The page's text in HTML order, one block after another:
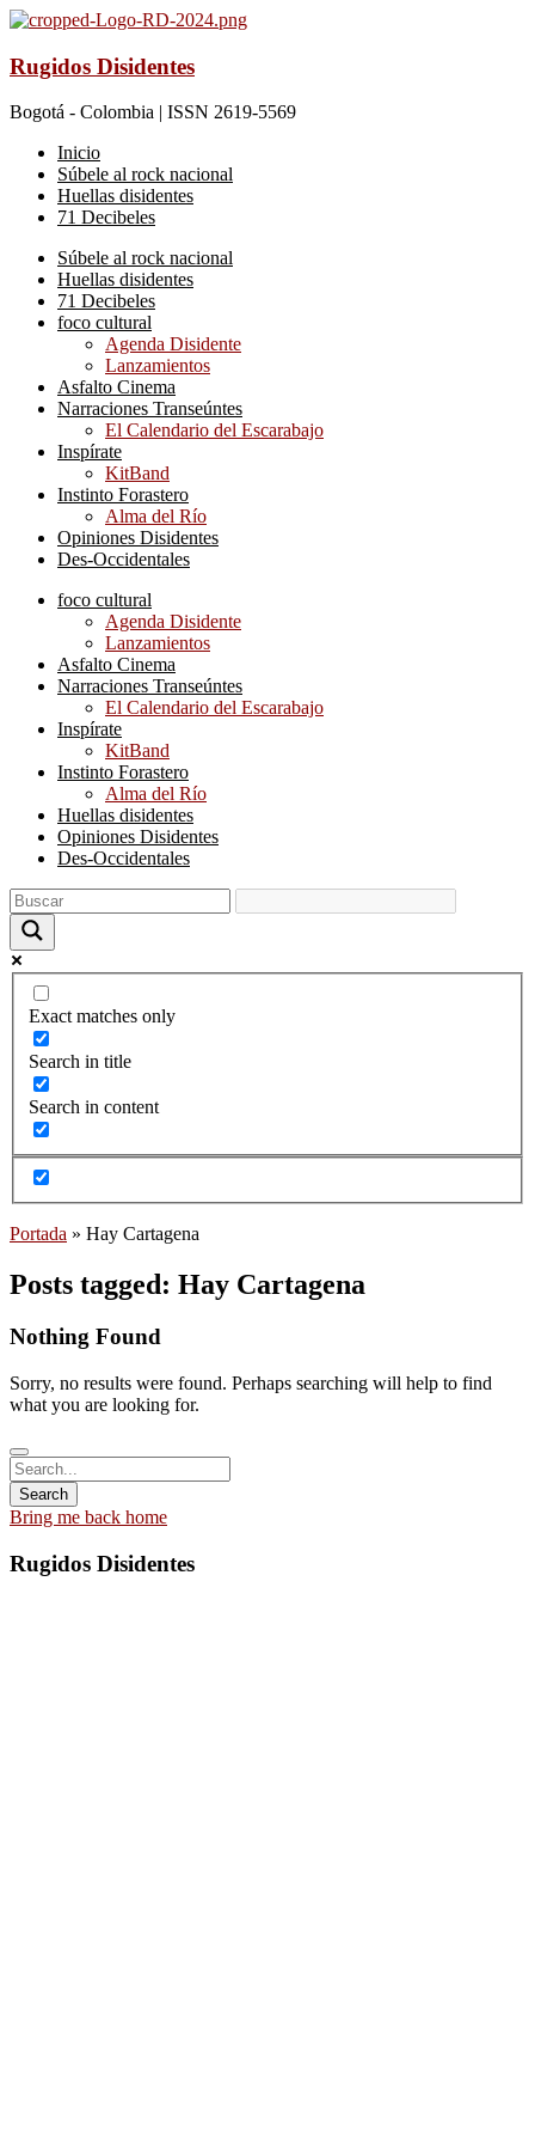
Rugidos Disidentes
Bogotá - Colombia | ISSN 2619-5569
Inicio
Súbele al rock nacional
Huellas disidentes
71 Decibeles
Súbele al rock nacional
Huellas disidentes
71 Decibeles
foco cultural
Agenda Disidente
Lanzamientos
Asfalto Cinema
Narraciones Transeúntes
El Calendario del Escarabajo
Inspírate
KitBand
Instinto Forastero
Alma del Río
Opiniones Disidentes
Des-Occidentales
foco cultural
Agenda Disidente
Lanzamientos
Asfalto Cinema
Narraciones Transeúntes
El Calendario del Escarabajo
Inspírate
KitBand
Instinto Forastero
Alma del Río
Huellas disidentes
Opiniones Disidentes
Des-Occidentales
Exact matches only
Search in title
Search in content
Portada » Hay Cartagena
Posts tagged: Hay Cartagena
Nothing Found
Sorry, no results were found. Perhaps searching will help to find
what you are looking for.
Bring me back home
Rugidos Disidentes